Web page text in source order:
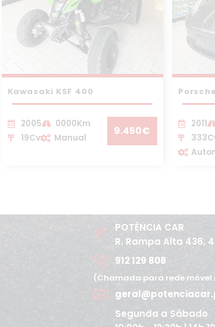
Kawasaki KSF 400
2005
0000Km
19Cv
Manual
9.450€
2011
POTÊNCIA CAR
R. Rampa Alta 436,
912 129 808
(Chamada para rede móvel
Segunda a Sábado